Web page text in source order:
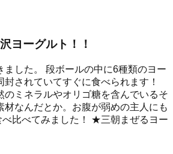
ヨーグルト！！
ました。 段ボールの中に6種類のヨー
されていてすぐに食べられます！
のミネラルやオリゴ糖を含んでいるそ
材なんだとか。お腹が弱めの主人にも
比べてみました！ ★三朝まぜるヨー